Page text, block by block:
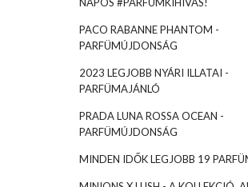
PACO RABANNE PHANTOM -
PARFÜMÚJDONSÁG
2023 LEGJOBB NYÁRI ILLATAI -
PARFÜMAJÁNLÓ
PRADA LUNA ROSSA OCEAN -
PARFÜMÚJDONSÁG
MINDEN IDŐK LEGJOBB 19